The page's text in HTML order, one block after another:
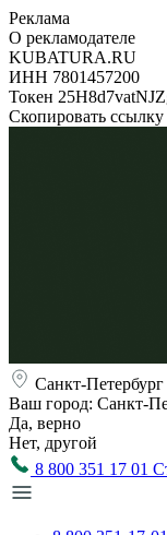
Реклама
О рекламодателе
KUBATURA.RU
ИНН 7801457200
Токен
Скопировать ссылку
Санкт-Петербург
Ваш город: Санкт-
Да, верно
Нет, другой
8 800 351 17 01